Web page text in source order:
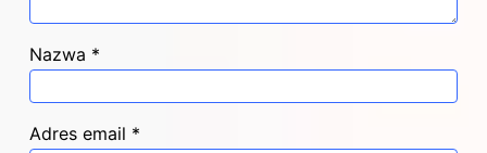
Nazwa *
Adres email *